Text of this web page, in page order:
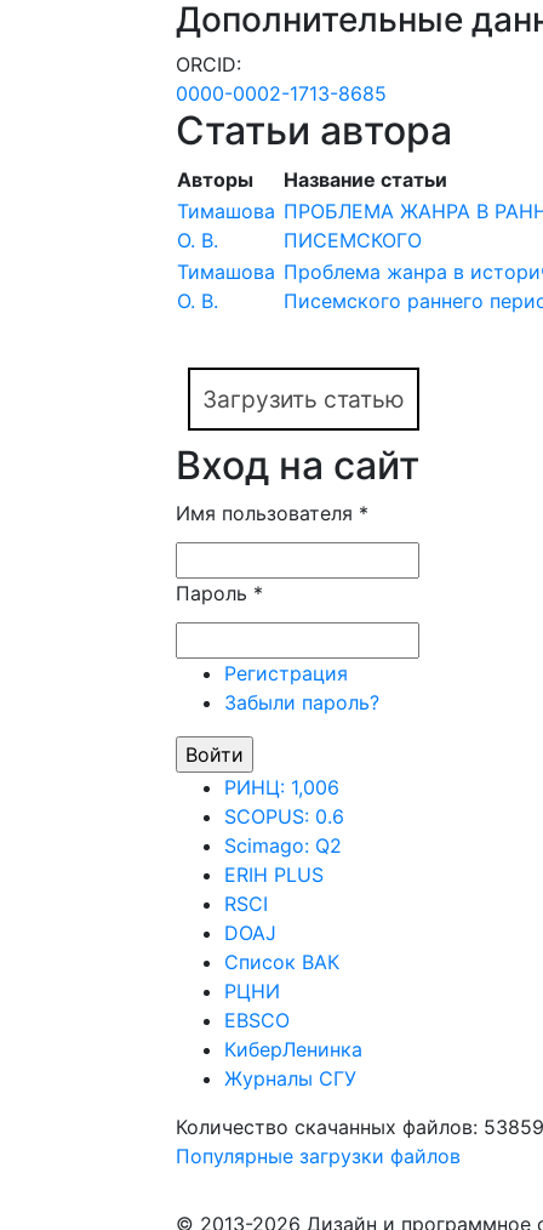
Дополнительные
ORCID:
0000-0002-1713-8685
Статьи автора
Авторы
Название статьи
Тимашова
О. В.
ПРОБЛЕМА ЖАНРА В
ПИСЕМСКОГО
Тимашова
О. В.
Проблема жанра в
Писемского раннего
Загрузить статью
Вход на сайт
Имя пользователя *
Пароль *
Регистрация
Забыли пароль?
РИНЦ: 1,006
SCOPUS: 0.6
Scimago: Q2
ERIH PLUS
RSCI
DOAJ
Список ВАК
РЦНИ
EBSCO
КиберЛенинка
Журналы СГУ
Количество скачанных файлов:
Популярные загрузки файлов
© 2013-2026 Дизайн и программное